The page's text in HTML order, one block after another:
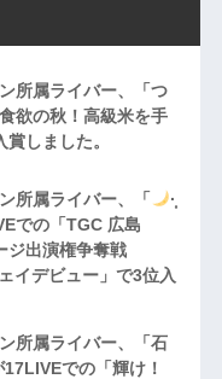
所属ライバー、「つ
欲の秋！高級米を手
しました。
所属ライバー、「
·̩͙
での「TGC 広島
ジ出演権争奪戦
イデビュー」で3位入
所属ライバー、「石
17LIVEでの「輝け！